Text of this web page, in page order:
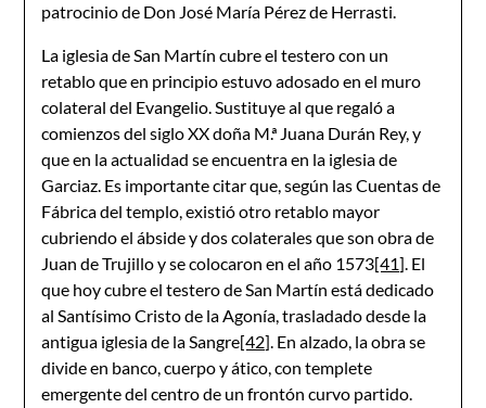
patrocinio de Don José María Pérez de Herrasti.
La iglesia de San Martín cubre el testero con un
retablo que en principio estuvo adosado en el muro
colateral del Evangelio. Sustituye al que regaló a
comienzos del siglo XX doña M.ª Juana Durán Rey, y
que en la actualidad se encuentra en la iglesia de
Garciaz. Es importante citar que, según las Cuentas de
Fábrica del templo, existió otro retablo mayor
cubriendo el ábside y dos colaterales que son obra de
Juan de Trujillo y se colocaron en el año 1573[41]. El
que hoy cubre el testero de San Martín está dedicado
al Santísimo Cristo de la Agonía, trasladado desde la
antigua iglesia de la Sangre[42]. En alzado, la obra se
divide en banco, cuerpo y ático, con templete
emergente del centro de un frontón curvo partido.